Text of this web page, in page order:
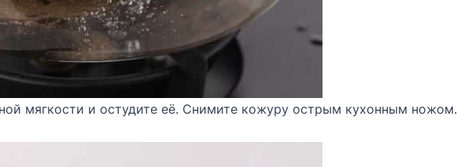
мягкости и остудите её. Снимите кожуру острым кухонным ножом.